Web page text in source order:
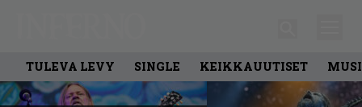
TULEVA LEVY SINGLE KEIKKAUUTISET